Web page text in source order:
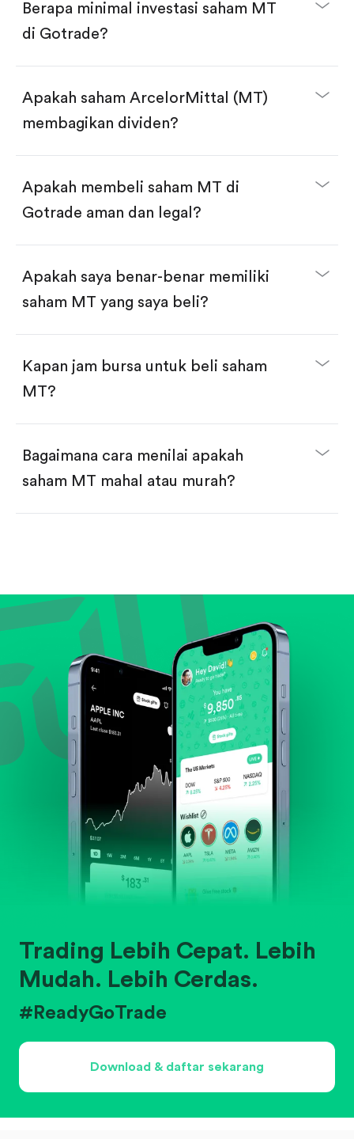
Buka akun dan selesaikan KYC.
Lakukan deposit.
Cari kode "MT", lalu klik "Trade".
Klik tombol "Buy".
dua pilihan:
Beli saham secara fractional dalam jumlah
dollar, bisa mulai dari $1.
Swipe up untuk konfirmasi order, pembelian
Berapa minimal investasi saham MT
di Gotrade?
Apakah saham ArcelorMittal (MT)
membagikan dividen?
Apakah membeli saham MT di
Gotrade aman dan legal?
Apakah saya benar-benar memiliki
saham MT yang saya beli?
Kapan jam bursa untuk beli saham
MT?
Bagaimana cara menilai apakah
saham MT mahal atau murah?
Lihat pertumbuhan pendapatan & laba.
Cek margin dan arus kas.
Evaluasi prospek bisnis dan posisi perusahaan di
industrinya.
Trading Lebih Cepat. Lebih
Mudah. Lebih Cerdas.
#ReadyGoTrade
Download & daftar sekarang